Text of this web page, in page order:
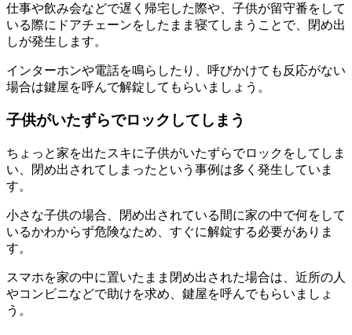
仕事や飲み会などで遅く帰宅した際や、子供が留守番をして
いる際にドアチェーンをしたまま寝てしまうことで、閉め出
しが発生します。
インターホンや電話を鳴らしたり、呼びかけても反応がない
場合は鍵屋を呼んで解錠してもらいましょう。
子供がいたずらでロックしてしまう
ちょっと家を出たスキに子供がいたずらでロックをしてしま
い、閉め出されてしまったという事例は多く発生していま
す。
小さな子供の場合、閉め出されている間に家の中で何をして
いるかわからず危険なため、すぐに解錠する必要がありま
す。
スマホを家の中に置いたまま閉め出された場合は、近所の人
やコンビニなどで助けを求め、鍵屋を呼んでもらいましょ
う。